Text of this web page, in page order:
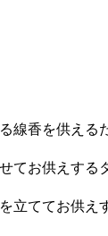
線香を供える
てお供えする
立ててお供え